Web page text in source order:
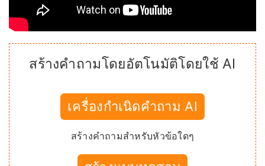
สร้างคำถามโดยอัตโนมัติโดยใช้ AI
เครื่องกำเนิดคำถาม AI
สร้างคำถามสำหรับหัวข้อใดๆ